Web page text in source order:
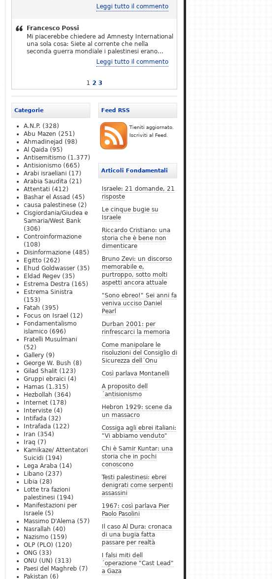
Leggi tutto il commento
Francesco Possi
Mi piacerebbe chiedere ad Amnesty International
una sola cosa: Siete al corrente che nella
seconda guerra mondiale i palestinesi erano…
Leggi tutto il commento
1 2 3
Feed RSS
Tieniti aggiornato.
Iscriviti al Feed.
Articoli Fondamentali
Israele: 21 domande, 21
risposte
Le cinque bugie su
Israele
Riccardo Cristiano: una
storia che è bene non
dimenticare
Bruno Zevi: un discorso
memorabile e,
purtroppo, sotto molti
aspetti ancora attuale
"Sono ebreo!" Sei anni fa
veniva ucciso Daniel
Pearl
Durban 2001: per
rinfrescarci la memoria
Come manipolare le
risoluzioni del Consiglio di
Sicurezza dell´Onu
Così parlava Montanelli
A proposito dell
´antisionismo
Hebron 1929: scene da
un massacro
Cossiga agli ebrei italiani:
"Vi abbiamo venduto"
Chi è Samir Kuntar: una
storia che in pochi
conoscono
Testi palestinesi: ebrei
denigrati come serpenti
assassini
1967: così parlava Pier
Paolo Pasolini
Il caso Al Dura: cronaca
di una bugia fatta
passare per realtà
I falsi miti dell
´operazione "Cast Lead"
a Gaza
Categorie
A.N.P. (328)
Abu Mazen (251)
Ahmadinejad (98)
Al Qaida (95)
Antisemitismo (1.377)
Antisionismo (665)
Arabi israeliani (17)
Arabia Saudita (21)
Attentati (412)
Bashar el Assad (45)
causa palestinese (2)
Cisgiordania/Giudea e
Samaria/West Bank
(306)
Controinformazione
(108)
Disinformazione (485)
Egitto (262)
Ehud Goldwasser (35)
Eldad Regev (35)
Estrema Destra (165)
Estrema Sinistra
(153)
Fatah (395)
Focus on Israel (12)
Fondamentalismo
islamico (696)
Fratelli Musulmani
(52)
Gallery (9)
George W. Bush (8)
Gilad Shalit (123)
Gruppi ebraici (4)
Hamas (1.315)
Hezbollah (364)
Internet (178)
Interviste (4)
Intifada (32)
Intrafada (122)
Iran (354)
Iraq (7)
Kamikaze/ Attentatori
Suicidi (194)
Lega Araba (14)
Libano (237)
Libia (28)
Lotte tra fazioni
palestinesi (194)
Manifestazioni per
Israele (5)
Massimo D'Alema (57)
Nasrallah (40)
Nazismo (159)
OLP (PLO) (120)
ONG (33)
ONU (UN) (313)
Paesi del Maghreb (7)
Pakistan (6)